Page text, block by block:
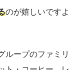
のが嬉しいですよ
ループのファミリ